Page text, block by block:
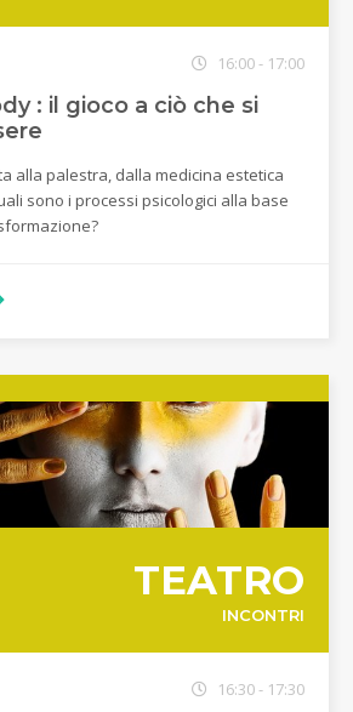
16:00 - 17:00
: il gioco a ciò che si
alla palestra, dalla medicina estetica
sono i processi psicologici alla base
TEATRO
INCONTRI
16:30 - 17:30